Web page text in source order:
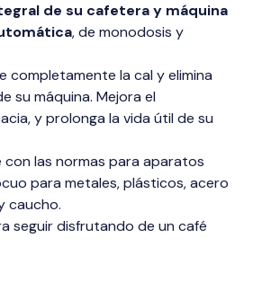
de su cafetera y máquina
, de monodosis y
completamente la cal y elimina
su máquina. Mejora el
y prolonga la vida útil de su
con las normas para aparatos
para metales, plásticos, acero
caucho.
seguir disfrutando de un café